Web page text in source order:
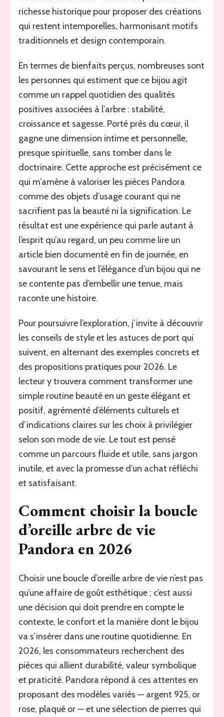
richesse historique pour proposer des créations
qui restent intemporelles, harmonisant motifs
traditionnels et design contemporain.
En termes de bienfaits perçus, nombreuses sont
les personnes qui estiment que ce bijou agit
comme un rappel quotidien des qualités
positives associées à l’arbre : stabilité,
croissance et sagesse. Porté près du cœur, il
gagne une dimension intime et personnelle,
presque spirituelle, sans tomber dans le
doctrinaire. Cette approche est précisément ce
qui m’amène à valoriser les pièces Pandora
comme des objets d’usage courant qui ne
sacrifient pas la beauté ni la signification. Le
résultat est une expérience qui parle autant à
l’esprit qu’au regard, un peu comme lire un
article bien documenté en fin de journée, en
savourant le sens et l’élégance d’un bijou qui ne
se contente pas d’embellir une tenue, mais
raconte une histoire.
Pour poursuivre l’exploration, j’invite à découvrir
les conseils de style et les astuces de port qui
suivent, en alternant des exemples concrets et
des propositions pratiques pour 2026. Le
lecteur y trouvera comment transformer une
simple routine beauté en un geste élégant et
positif, agrémenté d’éléments culturels et
d’indications claires sur les choix à privilégier
selon son mode de vie. Le tout est pensé
comme un parcours fluide et utile, sans jargon
inutile, et avec la promesse d’un achat réfléchi
et satisfaisant.
Comment choisir la boucle
d’oreille arbre de vie
Pandora en 2026
Choisir une boucle d’oreille arbre de vie n’est pas
qu’une affaire de goût esthétique ; c’est aussi
une décision qui doit prendre en compte le
contexte, le confort et la manière dont le bijou
va s’insérer dans une routine quotidienne. En
2026, les consommateurs recherchent des
pièces qui allient durabilité, valeur symbolique
et praticité. Pandora répond à ces attentes en
proposant des modèles variés — argent 925, or
rose, plaqué or — et une sélection de pierres qui